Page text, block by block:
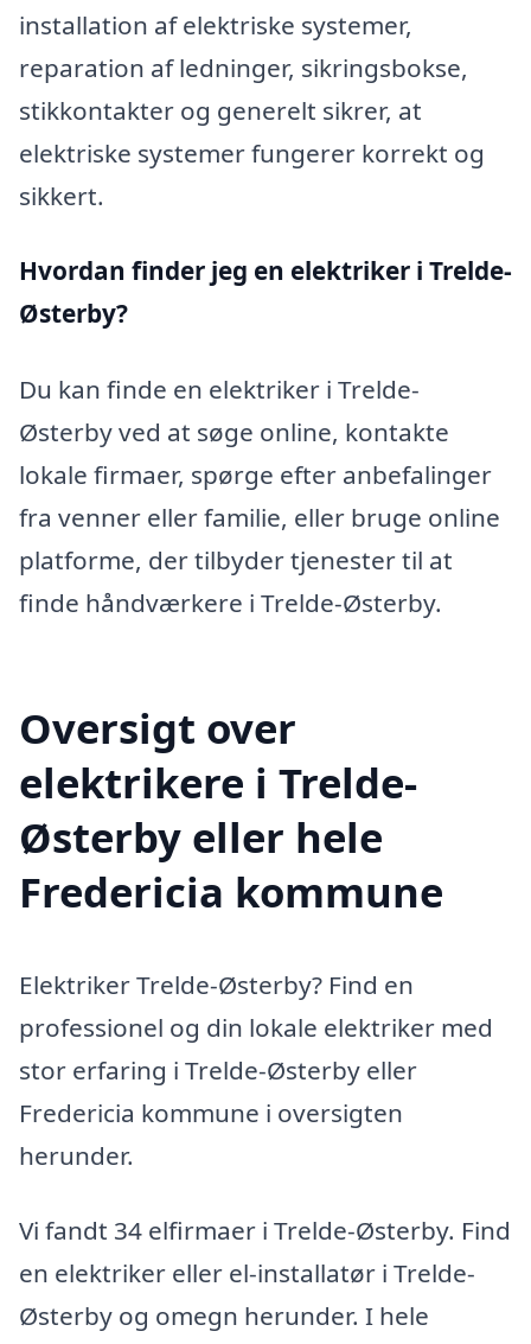
installation af elektriske systemer,
reparation af ledninger, sikringsbokse,
stikkontakter og generelt sikrer, at
elektriske systemer fungerer korrekt og
sikkert.
Hvordan finder jeg en elektriker i Trelde-
Østerby?
Du kan finde en elektriker i Trelde-
Østerby ved at søge online, kontakte
lokale firmaer, spørge efter anbefalinger
fra venner eller familie, eller bruge online
platforme, der tilbyder tjenester til at
finde håndværkere i Trelde-Østerby.
Oversigt over
elektrikere i Trelde-
Østerby eller hele
Fredericia kommune
Elektriker Trelde-Østerby? Find en
professionel og din lokale elektriker med
stor erfaring i Trelde-Østerby eller
Fredericia kommune i oversigten
herunder.
Vi fandt 34 elfirmaer i Trelde-Østerby. Find
en elektriker eller el-installatør i Trelde-
Østerby og omegn herunder. I hele